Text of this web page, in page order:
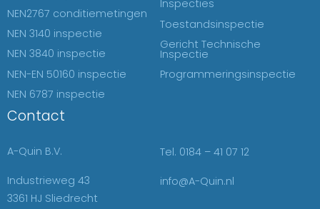
NEN2767 conditiemetingen
NEN 3140 inspectie
NEN 3840 inspectie
NEN-EN 50160 inspectie
NEN 6787 inspectie
Inspecties
Toestandsinspectie
Gericht Technische
Inspectie
Programmeringsinspectie
Contact
A-Quin B.V.
Industrieweg 43
3361 HJ Sliedrecht
Tel. 0184 – 41 07 12
info@A-Quin.nl